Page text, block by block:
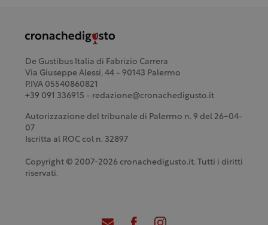
De Gustibus Italia di Fabrizio Carrera
Via Giuseppe Alessi, 44 - 90143 Palermo
P.IVA 05540860821
+39 091 336915 - redazione@cronachedigusto.it
Autorizzazione del tribunale di Palermo n. 9 del 26-04-
07
Iscritta al ROC col n. 32897
Copyright © 2007-2026 cronachedigusto.it. Tutti i diritti
riservati.